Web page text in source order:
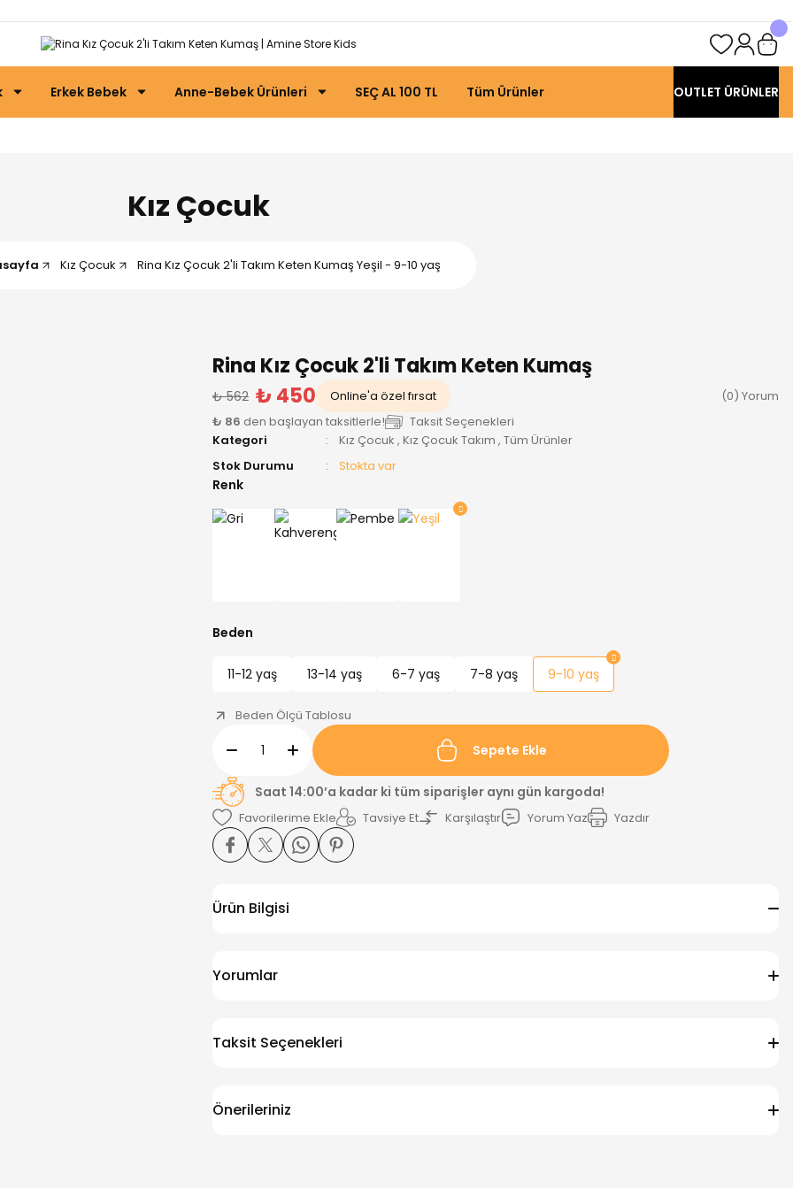
Erkek Bebek Anne-Bebek Ürünleri SEÇ AL 100 TL Tüm Ürünler OUTLET ÜRÜNLER
Kız Çocuk
Kız Çocuk Rina Kız Çocuk 2'li Takım Keten Kumaş Yeşil - 9-10 yaş
Rina Kız Çocuk 2'li Takım Keten Kumaş
₺ 562 ₺ 450 Online'a özel fırsat
(0) Yorum
₺ 86 den başlayan taksitlerle!
Taksit Seçenekleri
Kategori
Kız Çocuk , Kız Çocuk Takım , Tüm Ürünler
Stok Durumu
Stokta var
Renk
Beden
11-12 yaş 13-14 yaş 6-7 yaş 7-8 yaş 9-10 yaş
Beden Ölçü Tablosu
Sepete Ekle
Saat 14:00’a kadar ki tüm siparişler aynı gün kargoda!
Tavsiye Et Karşılaştır Yorum Yaz Yazdır
Ürün Bilgisi
Yorumlar
Taksit Seçenekleri
Önerileriniz